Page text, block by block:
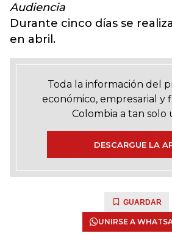
Audiencia
Durante cinco días se
en abril.
Toda la información del
económico, empresarial y
Colombia a tan solo
DESCARGUE LA
GUARDAR
UNIRSE A